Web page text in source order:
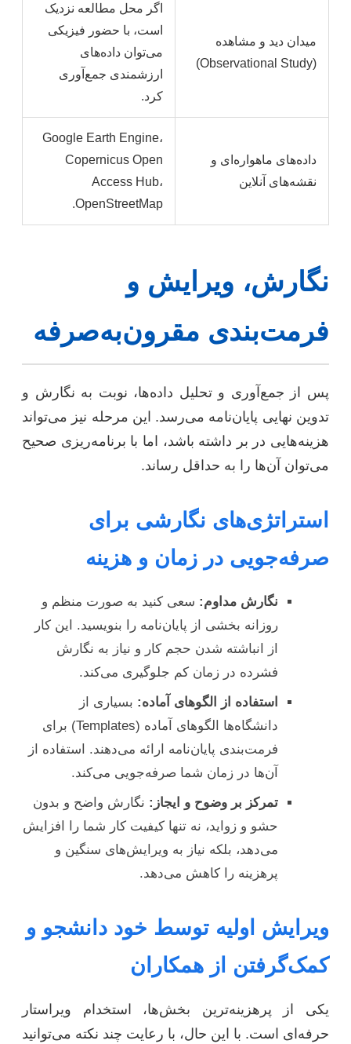
میدان دید و مشاهده
(Observational Study)
اگر محل مطالعه نزدیک
است، با حضور فیزیکی
می‌توان داده‌های
ارزشمندی جمع‌آوری
کرد.
داده‌های ماهواره‌ای و
نقشه‌های آنلاین
Google Earth Engine،
Copernicus Open
Access Hub،
OpenStreetMap.
نگارش، ویرایش و
فرمت‌بندی مقرون‌به‌صرفه
پس از جمع‌آوری و تحلیل داده‌ها، نوبت به نگارش و
تدوین نهایی پایان‌نامه می‌رسد. این مرحله نیز می‌تواند
هزینه‌هایی در بر داشته باشد، اما با برنامه‌ریزی صحیح
می‌توان آن‌ها را به حداقل رساند.
استراتژی‌های نگارشی برای
صرفه‌جویی در زمان و هزینه
نگارش مداوم: سعی کنید به صورت منظم و
روزانه بخشی از پایان‌نامه را بنویسید. این کار
از انباشته شدن حجم کار و نیاز به نگارش
فشرده در زمان کم جلوگیری می‌کند.
استفاده از الگوهای آماده: بسیاری از
دانشگاه‌ها الگوهای آماده (Templates) برای
فرمت‌بندی پایان‌نامه ارائه می‌دهند. استفاده از
آن‌ها در زمان شما صرفه‌جویی می‌کند.
تمرکز بر وضوح و ایجاز: نگارش واضح و بدون
حشو و زواید، نه تنها کیفیت کار شما را افزایش
می‌دهد، بلکه نیاز به ویرایش‌های سنگین و
پرهزینه را کاهش می‌دهد.
ویرایش اولیه توسط خود دانشجو و
کمک‌گرفتن از همکاران
یکی از پرهزینه‌ترین بخش‌ها، استخدام ویراستار
حرفه‌ای است. با این حال، با رعایت چند نکته می‌توانید